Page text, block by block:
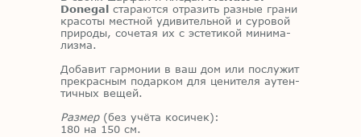
Donegal ста­ра­ют­ся от­ра­зить раз­ные гра­ни
кра­со­ты мест­ной уди­ви­тель­ной и су­ро­вой
при­ро­ды, со­че­тая их с эс­те­ти­кой ми­ни­ма­
лиз­ма.
До­ба­вит гар­мо­нии в ваш дом или по­слу­жит
пре­крас­ным по­дар­ком для це­ни­те­ля аутен­
тич­ных ве­щей.
Размер (без учё­та ко­си­чек):
180 на 150 см.